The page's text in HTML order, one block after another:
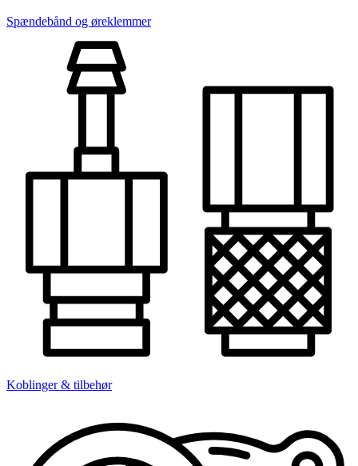
Spændebånd og øreklemmer
Koblinger & tilbehør